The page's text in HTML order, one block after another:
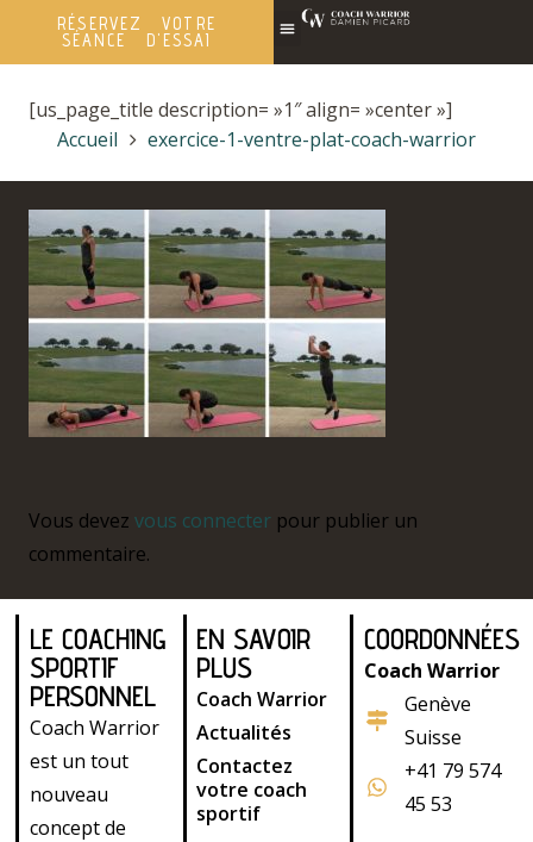
RÉSERVEZ VOTRE
SÉANCE D'ESSAI
[us_page_title description= »1″ align= »center »]
Accueil
exercice-1-ventre-plat-coach-warrior
Vous devez vous connecter pour publier un
commentaire.
LE COACHING
SPORTIF
PERSONNEL
Coach Warrior
est un tout
nouveau
concept de
EN SAVOIR
PLUS
Coach Warrior
Actualités
Contactez
votre coach
sportif
COORDONNÉES
Coach Warrior
Genève
Suisse
+41 79 574
45 53